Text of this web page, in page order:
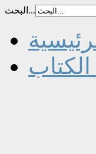
البحث...